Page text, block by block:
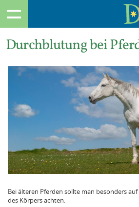
Durchblutung bei
Bei älteren Pferden sollte man besonders
des Körpers achten.